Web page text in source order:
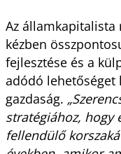
Az államkapitalista
kézben
fejlesztése és a
adódó lehetőséget
gazdaság.
stratégiához, hogy
fellendülő